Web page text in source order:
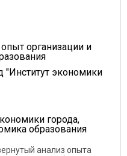
организации и
"Институт экономики
города,
образования
анализ опыта